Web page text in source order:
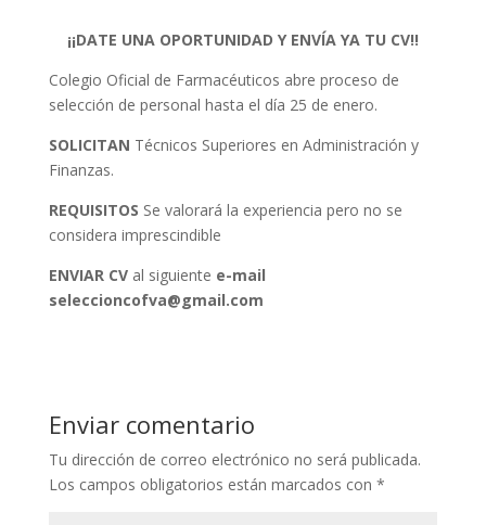
¡¡DATE UNA OPORTUNIDAD Y ENVÍA YA TU CV!!
Colegio Oficial de Farmacéuticos abre proceso de
selección de personal hasta el día 25 de enero.
SOLICITAN Técnicos Superiores en Administración y
Finanzas.
REQUISITOS Se valorará la experiencia pero no se
considera imprescindible
ENVIAR CVal siguiente e-mail
seleccioncofva@gmail.com
Enviar comentario
Tu dirección de correo electrónico no será publicada.
Los campos obligatorios están marcados con *